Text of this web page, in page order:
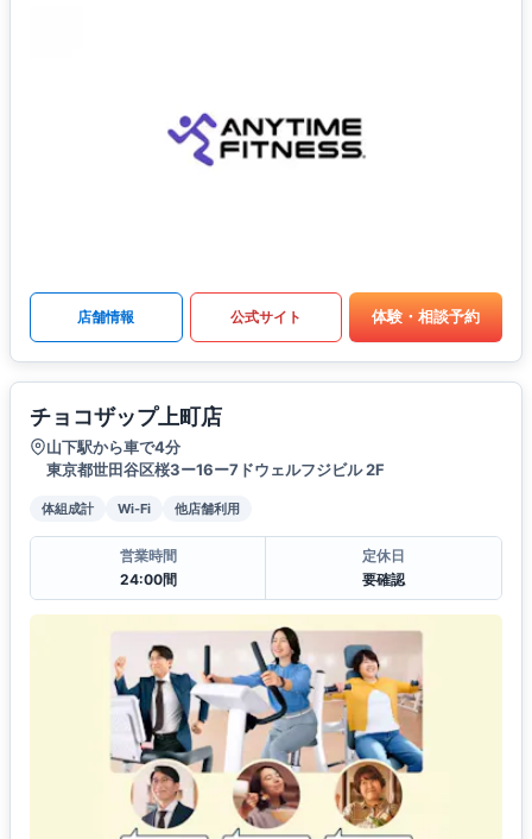
店舗情報 公式サイト 体験・相談予約
チョコザップ上町店
山下駅から車で4分
東京都世田谷区桜3ー16ー7ドウェルフジビル 2F
体組成計 Wi-Fi 他店舗利用
営業時間
24:00間
定休日
要確認